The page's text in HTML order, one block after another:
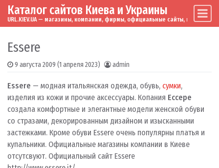
Skip to content
Main Navigation
Каталог сайтов Киева и Украины
URL.KIEV.UA — магазины, компании, фирмы, официальные сайты, мировые
Essere
9 августа 2009 (1 апреля 2023) admin
Essere — модная итальянская одежда, обувь, сумки,
изделия из кожи и прочие аксессуары. Копания Ессере
создала комфортные и элегантные модели женской обуви
со стразами, декорированным дизайном и изысканными
застежками. Кроме обуви Essere очень популярны платья и
купальники. Официальные магазины компании в Киеве
отсутсвуют. Официальный сайт Essere